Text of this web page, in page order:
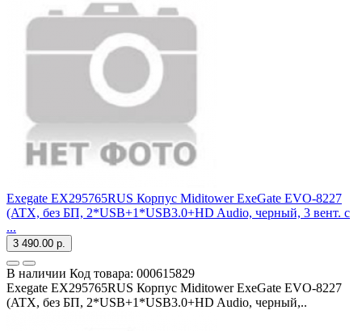
Exegate EX295765RUS Корпус Miditower ExeGate EVO-8227
(ATX, без БП, 2*USB+1*USB3.0+HD Audio, черный, 3 вент. с
...
3 490.00 р.
В наличии Код товара: 000615829
Exegate EX295765RUS Корпус Miditower ExeGate EVO-8227
(ATX, без БП, 2*USB+1*USB3.0+HD Audio, черный,..